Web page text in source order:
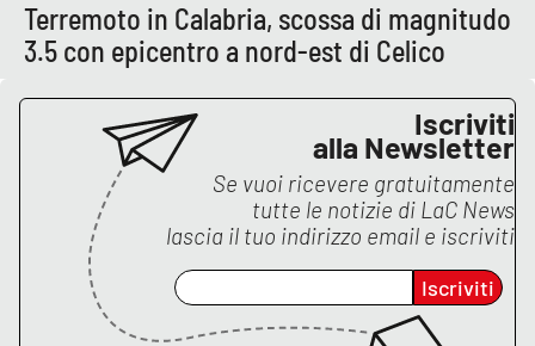
Terremoto in Calabria, scossa di magnitudo
3.5 con epicentro a nord-est di Celico
Iscriviti
alla Newsletter
Se vuoi ricevere gratuitamente
tutte le notizie di LaC News
lascia il tuo indirizzo email e iscriviti
Iscriviti